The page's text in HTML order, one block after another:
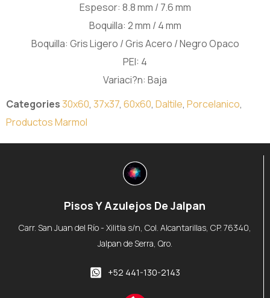
Espesor: 8.8 mm / 7.6 mm
Boquilla: 2 mm / 4 mm
Boquilla: Gris Ligero / Gris Acero / Negro Opaco
PEI: 4
Variaci?n: Baja
Categories30x60, 37x37, 60x60, Daltile, Porcelanico,
Productos Marmol
Pisos Y Azulejos De Jalpan
Carr. San Juan del Río - Xilitla s/n, Col. Alcantarillas, CP. 76340,
Jalpan de Serra, Qro.
+52 441-130-2143